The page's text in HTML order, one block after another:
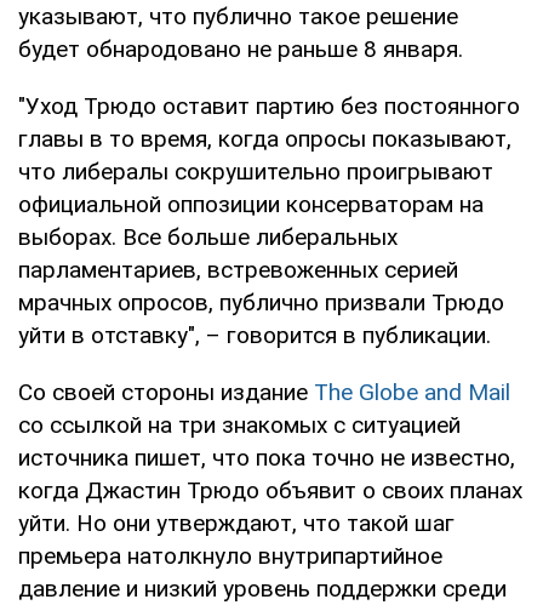
указывают, что публично такое решение
будет обнародовано не раньше 8 января.
"Уход Трюдо оставит партию без постоянного
главы в то время, когда опросы показывают,
что либералы сокрушительно проигрывают
официальной оппозиции консерваторам на
выборах. Все больше либеральных
парламентариев, встревоженных серией
мрачных опросов, публично призвали Трюдо
уйти в отставку", – говорится в публикации.
Со своей стороны издание The Globe and Mail
со ссылкой на три знакомых с ситуацией
источника пишет, что пока точно не известно,
когда Джастин Трюдо объявит о своих планах
уйти. Но они утверждают, что такой шаг
премьера натолкнуло внутрипартийное
давление и низкий уровень поддержки среди